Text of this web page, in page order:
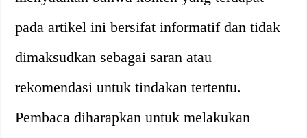
pada artikel ini bersifat informatif dan tidak
dimaksudkan sebagai saran atau
rekomendasi untuk tindakan tertentu.
Pembaca diharapkan untuk melakukan